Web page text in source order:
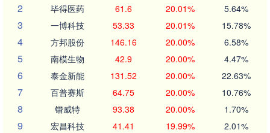
2 毕得医药 61.6 20.01% 5.64%
3 一博科技 53.33 20.01% 15.78%
4 方邦股份 146.16 20.00% 6.58%
5 南模生物 42.9 20.00% 4.47%
6 泰金新能 131.52 20.00% 22.63%
7 百普赛斯 64.75 20.00% 10.76%
8 锴威特 93.38 20.00% 1.70%
9 宏昌科技 41.41 19.99% 2.01%